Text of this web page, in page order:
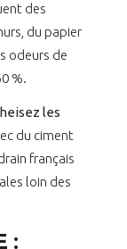
des
du papier
odeurs de
%.
les
du ciment
français
loin des
: